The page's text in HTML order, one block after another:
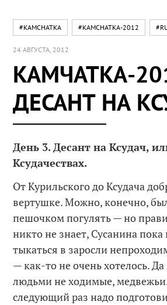
#KAMCHATKA #KAMCHATKA-2012
24 АВГУСТА, 2012
КАМЧАТКА-
ДЕСАНТ НА
День 3. Десант на Ксудач,
Ксудачествах.
От Курильского до Ксудача
вертушке. Можно, конечно,
пешочком погулять — но
никто не знает, Сусанина
тыкаться в заросли
— как-то не очень хотелось.
людьми не ходимые,
следующий раз надо